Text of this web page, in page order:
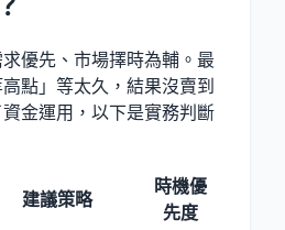
優先、市場擇時為輔。最
點」等太久，結果沒賣到
金運用，以下是實務判斷
建議策略
時機優
先度